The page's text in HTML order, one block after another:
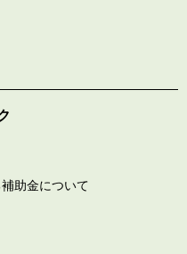
助金について